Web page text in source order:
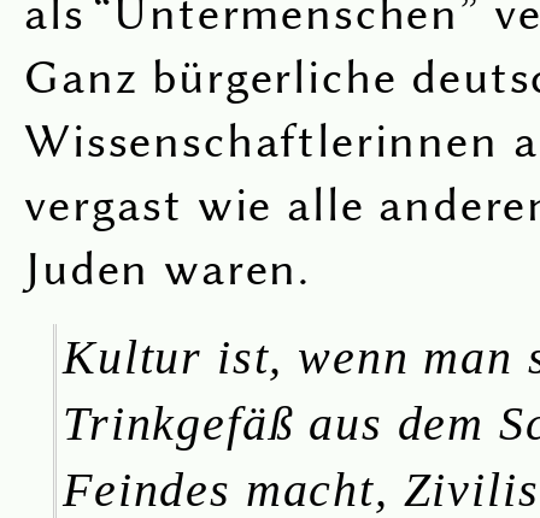
als “Untermenschen”
Ganz bürgerliche
Wissenschaftlerinnen
vergast wie alle
Juden waren.
Kultur ist, wenn man
Trinkgefäß aus dem
Feindes macht,